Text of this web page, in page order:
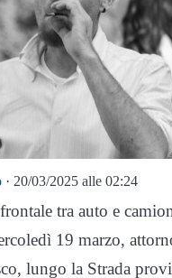
· 20/03/2025 alle 02:24
tra auto e
19 marzo,
lungo la Strada